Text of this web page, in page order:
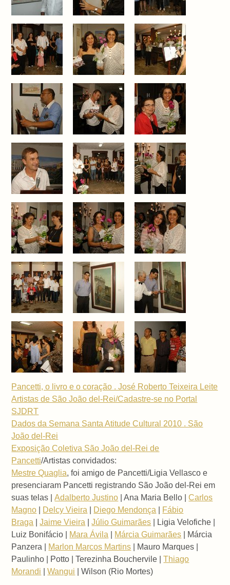
Pancetti, o livro e o coração . José Roberto Teixeira Leite
Artistas de São João del-Rei/Cadastre-se no Portal
SJDRT
Dados da Semana Santa Atitude Cultural 2010 . São
João del-Rei
Exposição Coletiva São João del-Rei de
Pancetti/Artistas convidados:
Mestre Quaglia, foi amigo de Pancetti/Ligia Vellasco e
presenciaram Pancetti registrando São João del-Rei em
suas telas |Adalberto Justino | Ana Maria Bello |Carlos
Magno
Delcy Vieira Diego Mendonça
Fábio
Braga |Jaime Vieira |Júlio Guimarães | Ligia Velofiche |
Luiz Bonifácio | Mara Ávila Márcia Guimarães | Márcia
Panzera | Marlon Marcos Martins | Mauro Marques |
Paulinho | Potto | Terezinha Bouchervile |Thiago
Morandi |Wangui | Wilson (Rio Mortes)